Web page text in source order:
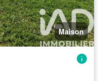
Maison